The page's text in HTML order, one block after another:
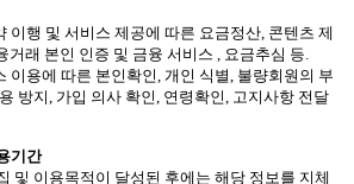
이행 및 서비스 제공에 따른 요금정산, 콘텐츠 제
거래 본인 인증 및 금융 서비스 , 요금추심 등.
이용에 따른 본인확인, 개인 식별, 불량회원의 부
방지, 가입 의사 확인, 연령확인, 고지사항 전달
기간
및 이용목적이 달성된 후에는 해당 정보를 지체